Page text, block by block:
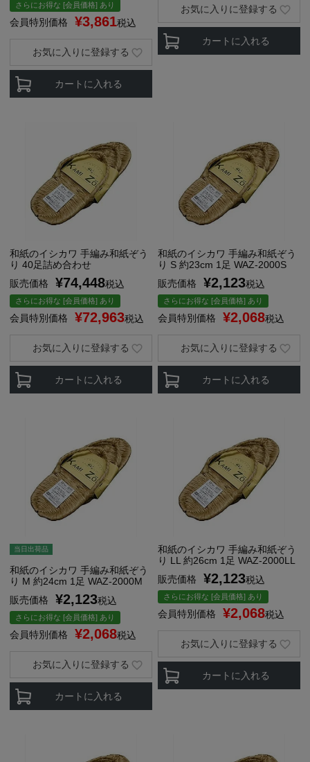
さらにお得な [会員価格] あり
会員特別価格 ¥3,861税込
カートに入れる
お気に入りに登録する
カートに入れる
お気に入りに登録する
和紙のイシカワ 手編み和紙ぞう
り 40足詰め合わせ
販売価格
¥74,448税込
さらにお得な [会員価格] あり
会員特別価格 ¥72,963税込
カートに入れる
お気に入りに登録する
和紙のイシカワ 手編み和紙ぞう
り S 約23cm 1足 WAZ-2000S
販売価格
¥2,123税込
さらにお得な [会員価格] あり
会員特別価格 ¥2,068税込
カートに入れる
お気に入りに登録する
当日出荷品
和紙のイシカワ 手編み和紙ぞう
り M 約24cm 1足 WAZ-2000M
販売価格
¥2,123税込
さらにお得な [会員価格] あり
会員特別価格 ¥2,068税込
カートに入れる
お気に入りに登録する
和紙のイシカワ 手編み和紙ぞう
り LL 約26cm 1足 WAZ-2000LL
販売価格
¥2,123税込
さらにお得な [会員価格] あり
会員特別価格 ¥2,068税込
カートに入れる
お気に入りに登録する